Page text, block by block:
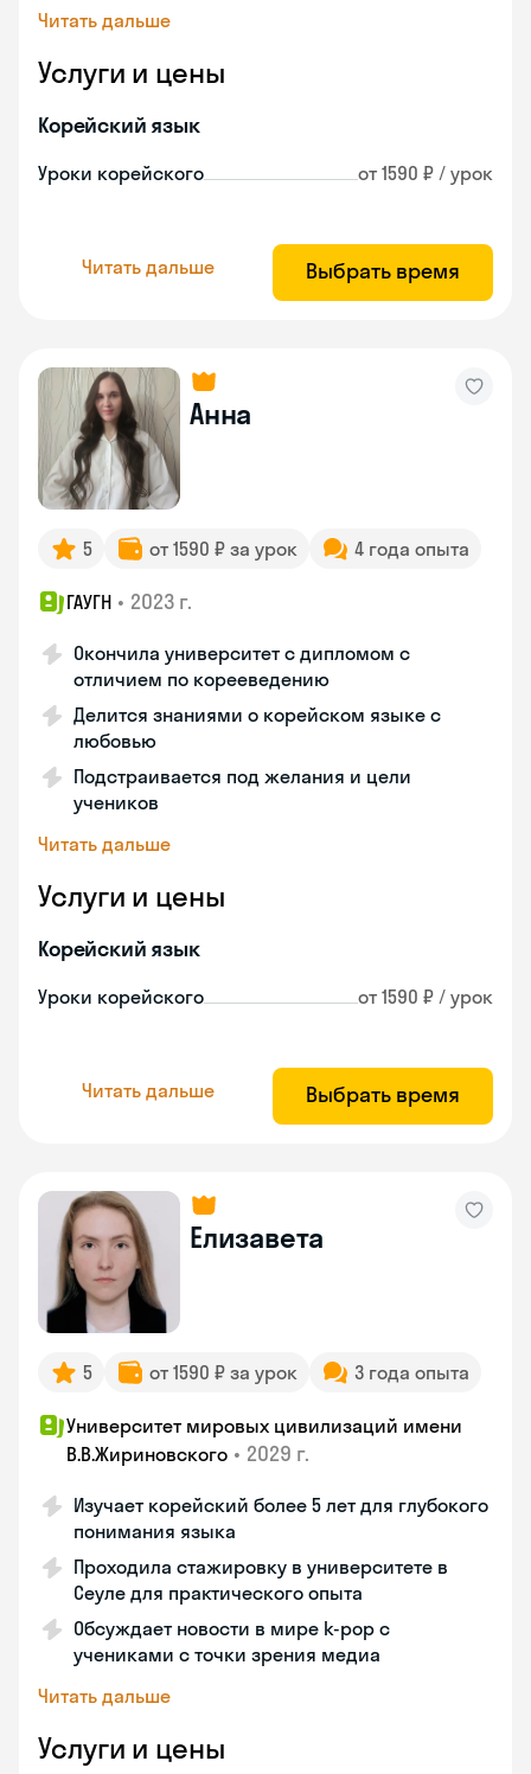
Читать дальше
Услуги и цены
Корейский язык
Уроки корейского от 1590 ₽ / урок
Читать дальше Выбрать время
Анна
5 от 1590 ₽ за урок 4 года опыта
ГАУГН • 2023 г.
Окончила университет с дипломом с
отличием по корееведению
Делится знаниями о корейском языке с
любовью
Подстраивается под желания и цели
учеников
Читать дальше
Услуги и цены
Корейский язык
Уроки корейского от 1590 ₽ / урок
Читать дальше Выбрать время
Елизавета
5 от 1590 ₽ за урок 3 года опыта
Университет мировых цивилизаций имени
В.В.Жириновского • 2029 г.
Изучает корейский более 5 лет для глубокого
понимания языка
Проходила стажировку в университете в
Сеуле для практического опыта
Обсуждает новости в мире k-pop с
учениками с точки зрения медиа
Читать дальше
Услуги и цены